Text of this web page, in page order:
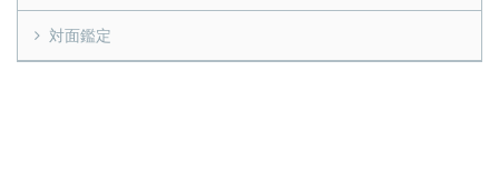
対面鑑定